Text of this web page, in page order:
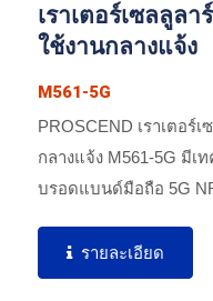
เราเตอร์เซลลูลา
ใช้งานกลางแจ้ง
M561-5G
PROSCEND เราเตอร์
กลางแจ้ง M561-5G มีเ
บรอดแบนด์มือถือ 5G
การเข้าถึงแบบไร้สายถาว
รายละเอียด